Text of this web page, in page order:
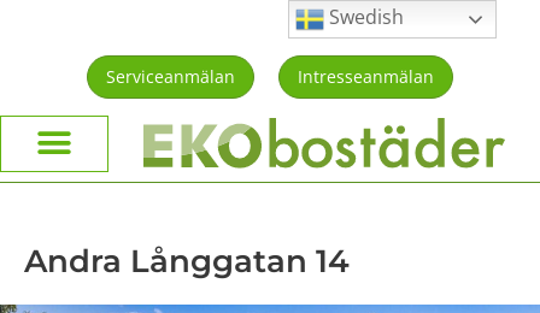
Serviceanmälan Intresseanmälan
Andra Långgatan 14
Swedish